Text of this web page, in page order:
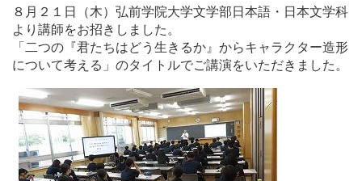
８月２１日（木）弘前学院大学文学部日本語・日本文学科
より講師をお招きしました。
「二つの『君たちはどう生きるか』からキャラクター造形
について考える」のタイトルでご講演をいただきました。